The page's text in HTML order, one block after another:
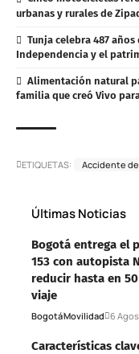
urbanas y rurales de
Tunja celebra 487
Independencia y el
Alimentación natural
familia que creó Vivo
ETIQUETAS: Accidente
Últimas Noticias
Bogotá entrega el
153 con autopista
reducir hasta en
viaje
BogotáMovilidad 6
Características